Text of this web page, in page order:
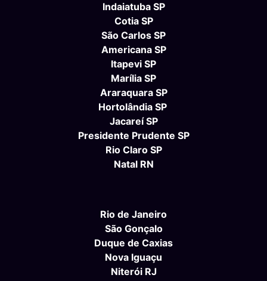
Indaiatuba SP
Cotia SP
São Carlos SP
Americana SP
Itapevi SP
Marília SP
Araraquara SP
Hortolândia SP
Jacareí SP
Presidente Prudente SP
Rio Claro SP
Natal RN
Rio de Janeiro
São Gonçalo
Duque de Caxias
Nova Iguaçu
Niterói RJ